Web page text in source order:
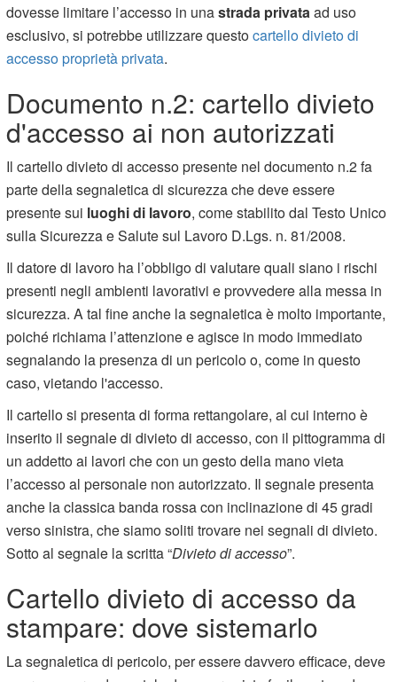
dovesse limitare l’accesso in unastrada privata ad uso
esclusivo, si potrebbe utilizzare questocartello divieto di
accesso proprietà privata.
Documento n.2: cartello divieto
d'accesso ai non autorizzati
Il cartello divieto di accesso presente nel documento n.2 fa
parte della segnaletica di sicurezza che deve essere
presente sui luoghi di lavoro, come stabilito dal Testo Unico
sulla Sicurezza e Salute sul Lavoro D.Lgs. n. 81/2008.
Il datore di lavoro ha l’obbligo di valutare quali siano i rischi
presenti negli ambienti lavorativi e provvedere alla messa in
sicurezza. A tal fine anche la segnaletica è molto importante,
poiché richiama l’attenzione e agisce in modo immediato
segnalando la presenza di un pericolo o, come in questo
caso, vietando l'accesso.
Il cartello si presenta di forma rettangolare, al cui interno è
inserito il segnale di divieto di accesso, con il pittogramma di
un addetto ai lavori che con un gesto della mano vieta
l’accesso al personale non autorizzato. Il segnale presenta
anche la classica banda rossa con inclinazione di 45 gradi
verso sinistra, che siamo soliti trovare nei segnali di divieto.
Sotto al segnale la scritta “Divieto di accesso”.
Cartello divieto di accesso da
stampare: dove sistemarlo
La segnaletica di pericolo, per essere davvero efficace, deve